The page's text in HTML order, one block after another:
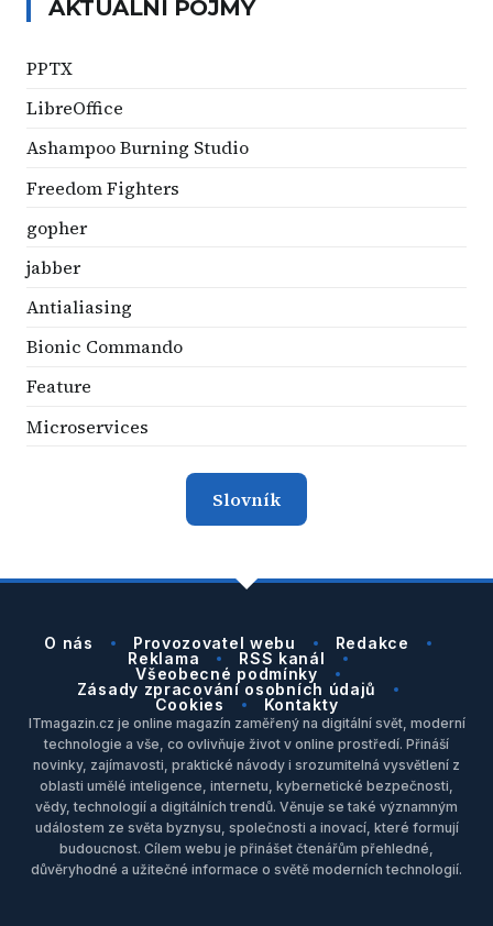
AKTUÁLNÍ POJMY
PPTX
LibreOffice
Ashampoo Burning Studio
Freedom Fighters
gopher
jabber
Antialiasing
Bionic Commando
Feature
Microservices
Slovník
O nás Provozovatel webu
Redakce
Reklama
RSS kanál
Všeobecné podmínky
Zásady zpracování osobních údajů
Cookies
Kontakty
ITmagazin.cz je online magazín zaměřený na digitální svět, moderní
technologie a vše, co ovlivňuje život v online prostředí. Přináší
novinky, zajímavosti, praktické návody i srozumitelná vysvětlení z
oblasti umělé inteligence, internetu, kybernetické bezpečnosti,
vědy, technologií a digitálních trendů. Věnuje se také významným
událostem ze světa byznysu, společnosti a inovací, které formují
budoucnost. Cílem webu je přinášet čtenářům přehledné,
důvěryhodné a užitečné informace o světě moderních technologií.